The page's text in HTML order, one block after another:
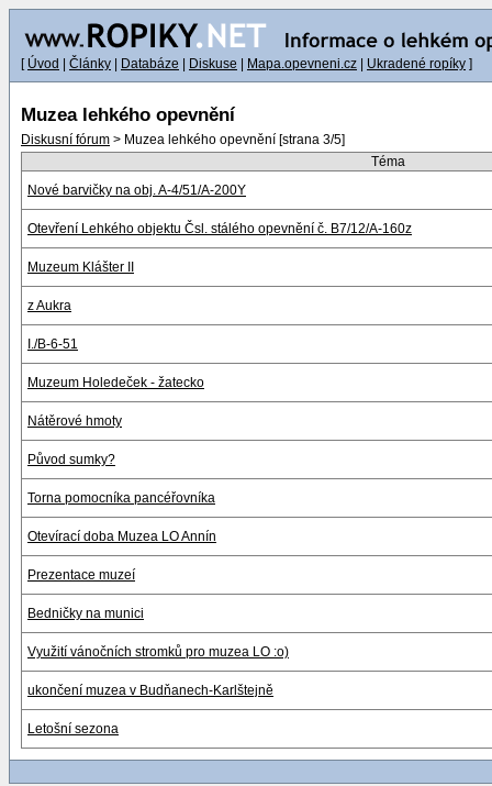
[ Úvod Články Databáze Diskuse Mapa.opevneni.cz Ukradené ropíky ]
Muzea lehkého opevnění
Diskusní fórum > Muzea lehkého opevnění [strana 3/5]
Téma
Nové barvičky na obj. A-4/51/A-200Y
Otevření Lehkého objektu Čsl. stálého opevnění č. B7/12/A-160z
Muzeum Klášter II
z Aukra
I./B-6-51
Muzeum Holedeček - žatecko
Nátěrové hmoty
Původ sumky?
Torna pomocníka pancéřovníka
Otevírací doba Muzea LO Annín
Prezentace muzeí
Bedničky na munici
Využití vánočních stromků pro muzea LO :o)
ukončení muzea v Budňanech-Karlštejně
Letošní sezona